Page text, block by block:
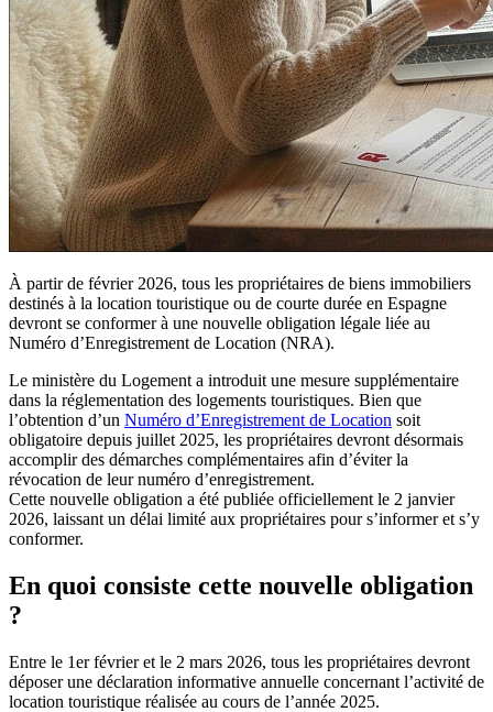
À partir de février 2026, tous les propriétaires de biens immobiliers
destinés à la location touristique ou de courte durée en Espagne
devront se conformer à une nouvelle obligation légale liée au
Numéro d’Enregistrement de Location (NRA).
Le ministère du Logement a introduit une mesure supplémentaire
dans la réglementation des logements touristiques. Bien que
l’obtention d’un Numéro d’Enregistrement de Location soit
obligatoire depuis juillet 2025, les propriétaires devront désormais
accomplir des démarches complémentaires afin d’éviter la
révocation de leur numéro d’enregistrement.
Cette nouvelle obligation a été publiée officiellement le 2 janvier
2026, laissant un délai limité aux propriétaires pour s’informer et s’y
conformer.
En quoi consiste cette nouvelle obligation
?
Entre le 1er février et le 2 mars 2026, tous les propriétaires devront
déposer une déclaration informative annuelle concernant l’activité de
location touristique réalisée au cours de l’année 2025.